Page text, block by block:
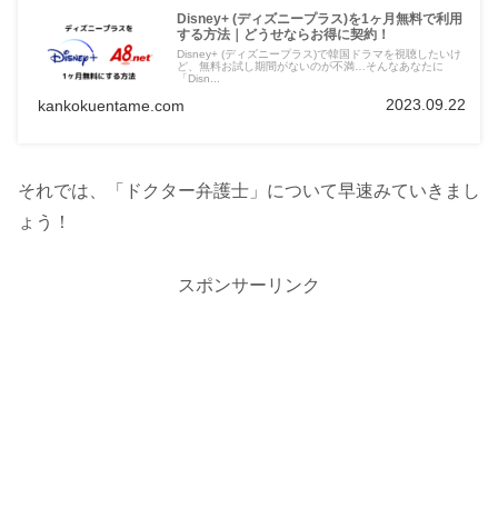
Disney+ (ディズニープラス)を1ヶ月無料で利用
する方法｜どうせならお得に契約！
Disney+ (ディズニープラス)で韓国ドラマを視聴したいけ
ど、無料お試し期間がないのが不満…そんなあなたに
「Disn...
kankokuentame.com 2023.09.22
それでは、「ドクター弁護士」について早速みていきまし
ょう！
スポンサーリンク